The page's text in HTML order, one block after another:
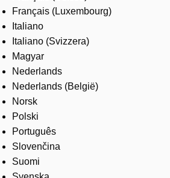
Français (Luxembourg)
Italiano
Italiano (Svizzera)
Magyar
Nederlands
Nederlands (België)
Norsk
Polski
Português
Slovenčina
Suomi